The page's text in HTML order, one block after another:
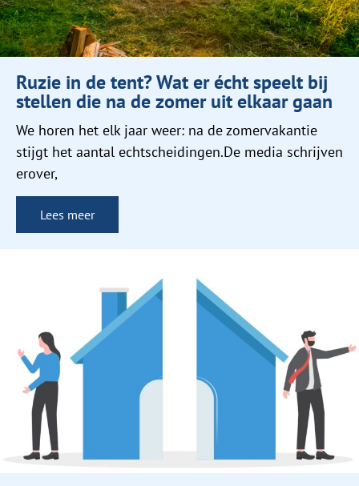
Ruzie in de tent? Wat er écht speelt bij
stellen die na de zomer uit elkaar gaan
We horen het elk jaar weer: na de zomervakantie
stijgt het aantal echtscheidingen.De media schrijven
erover,
Lees meer